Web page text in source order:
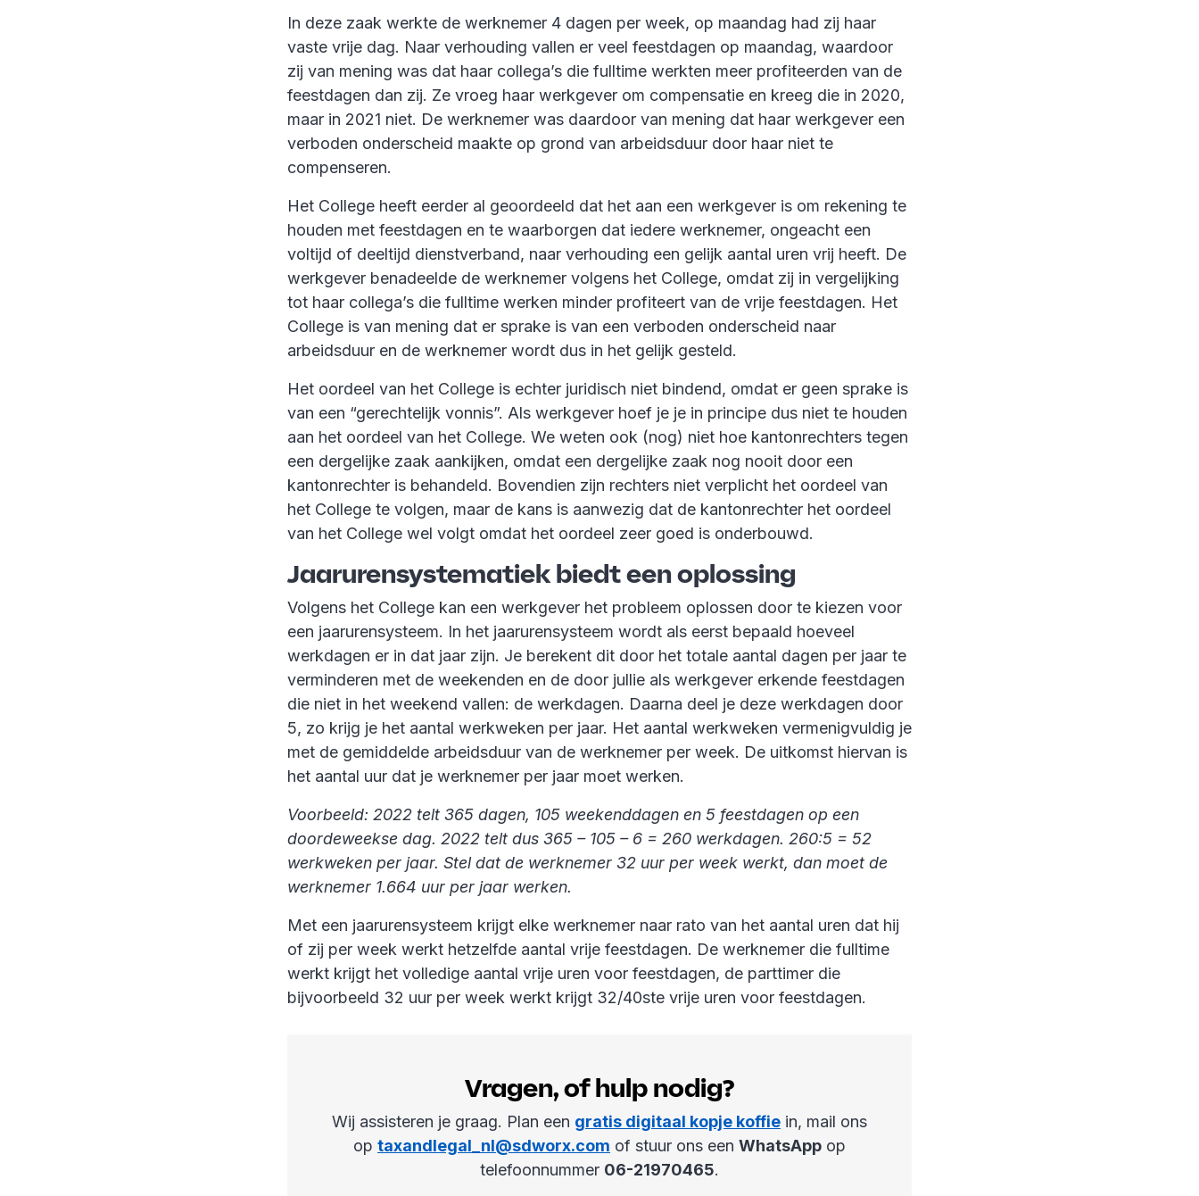
In deze zaak werkte de werknemer 4 dagen per week, op maandag had zij haar
vaste vrije dag. Naar verhouding vallen er veel feestdagen op maandag, waardoor
zij van mening was dat haar collega’s die fulltime werkten meer profiteerden van de
feestdagen dan zij. Ze vroeg haar werkgever om compensatie en kreeg die in 2020,
maar in 2021 niet. De werknemer was daardoor van mening dat haar werkgever een
verboden onderscheid maakte op grond van arbeidsduur door haar niet te
compenseren.
Het College heeft eerder al geoordeeld dat het aan een werkgever is om rekening te
houden met feestdagen en te waarborgen dat iedere werknemer, ongeacht een
voltijd of deeltijd dienstverband, naar verhouding een gelijk aantal uren vrij heeft. De
werkgever benadeelde de werknemer volgens het College, omdat zij in vergelijking
tot haar collega’s die fulltime werken minder profiteert van de vrije feestdagen. Het
College is van mening dat er sprake is van een verboden onderscheid naar
arbeidsduur en de werknemer wordt dus in het gelijk gesteld.
Het oordeel van het College is echter juridisch niet bindend, omdat er geen sprake is
van een “gerechtelijk vonnis”. Als werkgever hoef je je in principe dus niet te houden
aan het oordeel van het College. We weten ook (nog) niet hoe kantonrechters tegen
een dergelijke zaak aankijken, omdat een dergelijke zaak nog nooit door een
kantonrechter is behandeld. Bovendien zijn rechters niet verplicht het oordeel van
het College te volgen, maar de kans is aanwezig dat de kantonrechter het oordeel
van het College wel volgt omdat het oordeel zeer goed is onderbouwd.
Jaarurensystematiek biedt een oplossing
Volgens het College kan een werkgever het probleem oplossen door te kiezen voor
een jaarurensysteem. In het jaarurensysteem wordt als eerst bepaald hoeveel
werkdagen er in dat jaar zijn. Je berekent dit door het totale aantal dagen per jaar te
verminderen met de weekenden en de door jullie als werkgever erkende feestdagen
die niet in het weekend vallen: de werkdagen. Daarna deel je deze werkdagen door
5, zo krijg je het aantal werkweken per jaar. Het aantal werkweken vermenigvuldig je
met de gemiddelde arbeidsduur van de werknemer per week. De uitkomst hiervan is
het aantal uur dat je werknemer per jaar moet werken.
Voorbeeld: 2022 telt 365 dagen, 105 weekenddagen en 5 feestdagen op een
doordeweekse dag. 2022 telt dus 365 – 105 – 6 = 260 werkdagen. 260:5 = 52
werkweken per jaar. Stel dat de werknemer 32 uur per week werkt, dan moet de
werknemer 1.664 uur per jaar werken.
Met een jaarurensysteem krijgt elke werknemer naar rato van het aantal uren dat hij
of zij per week werkt hetzelfde aantal vrije feestdagen. De werknemer die fulltime
werkt krijgt het volledige aantal vrije uren voor feestdagen, de parttimer die
bijvoorbeeld 32 uur per week werkt krijgt 32/40ste vrije uren voor feestdagen.
Vragen, of hulp nodig?
Wij assisteren je graag. Plan een gratis digitaal kopje koffie in, mail ons
op taxandlegal_nl@sdworx.com of stuur ons een WhatsApp op
telefoonnummer 06-21970465.